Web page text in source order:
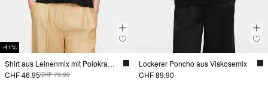
-41%
Shirt aus Leinenmix mit Polokragen
CHF 46.95CHF 79.90
Lockerer Poncho aus Viskosemix
CHF 89.90